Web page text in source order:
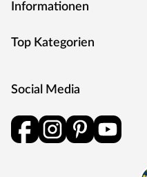
Informationen
Top Kategorien
Social Media